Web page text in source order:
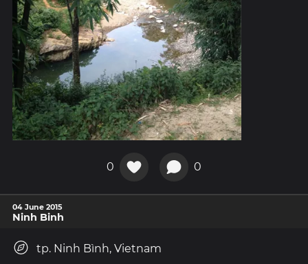
0 0
04 June 2015
Ninh Binh
tp. Ninh Bình, Vietnam